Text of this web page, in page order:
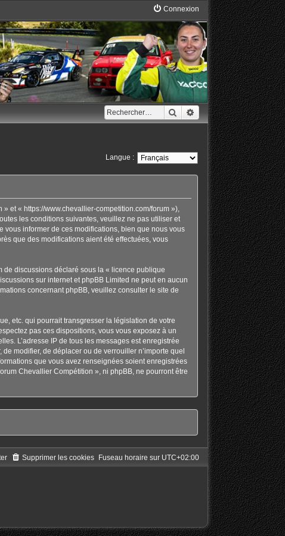
Connexion
RechercherRecherche avancée
Langue :
et « https://www.chevallier-competition.com/forum »),
les conditions suivantes, veuillez ne pas utiliser et
vous informer de ces modifications, bien que nous vous
que des modifications aient été effectuées, vous
de discussions déclaré sous la « licence publique
sur internet et phpBB Limited ne peut en aucun
concernant phpBB, veuillez consulter le site de
etc. qui pourrait transgresser la législation de votre
pas ces dispositions, vous vous exposez à un
L’adresse IP de tous les messages est enregistrée
modifier, de déplacer ou de verrouiller n’importe quel
que vous avez renseignées soient enregistrées
Chevallier Compétition », ni phpBB, ne pourront être
Fuseau horaire sur UTC+02:00
Supprimer les cookies